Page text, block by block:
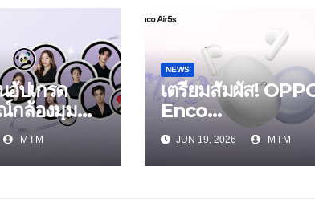
ปเกรด
กล้องมุม
สมา
เทรนดี้ทุ
OPPO
MTM
NEWS
เตรียมสัมผัส!
Enco
Air5s และ OPPO
Enco Air5 หูฟังไร้ส
รุ่นใหม่ล่าสุด มาพร้
JUN 19, 2026 MTM